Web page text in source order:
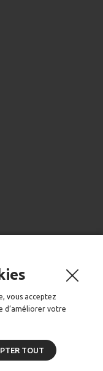
pour votre voiture
vous acceptez
d’améliorer votre
TOUT